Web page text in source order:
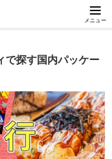
メニュー
で探す国内パッケー